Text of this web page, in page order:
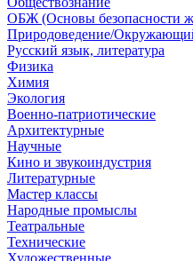
ОБЖ (Основы безопасности
Природоведение/
Русский язык, литература
Физика
Химия
Экология
Военно-патриотические
Архитектурные
Научные
Кино и звукоиндустрия
Литературные
Мастер классы
Народные промыслы
Театральные
Технические
Художественные